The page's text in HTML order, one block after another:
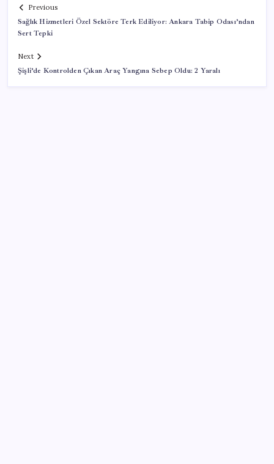
Previous
Sağlık Hizmetleri Özel Sektöre Terk Ediliyor: Ankara Tabip Odası’ndan
Sert Tepki
Next
Şişli’de Kontrolden Çıkan Araç Yangına Sebep Oldu: 2 Yaralı